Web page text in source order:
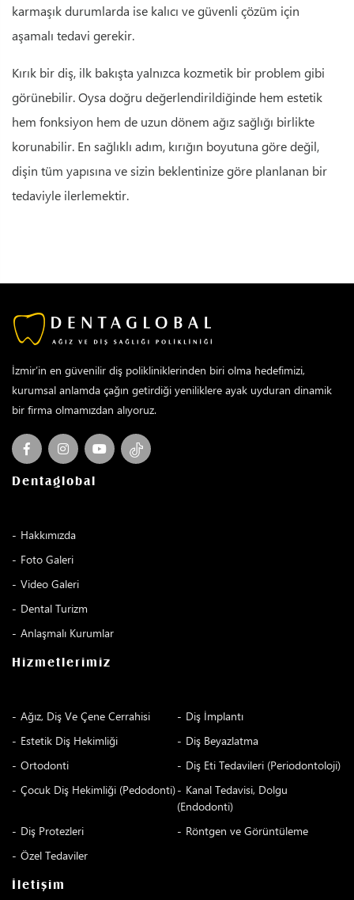
karmaşık durumlarda ise kalıcı ve güvenli çözüm için
aşamalı tedavi gerekir.
Kırık bir diş, ilk bakışta yalnızca kozmetik bir problem gibi
görünebilir. Oysa doğru değerlendirildiğinde hem estetik
hem fonksiyon hem de uzun dönem ağız sağlığı birlikte
korunabilir. En sağlıklı adım, kırığın boyutuna göre değil,
dişin tüm yapısına ve sizin beklentinize göre planlanan bir
tedaviyle ilerlemektir.
İzmir’in en güvenilir diş polikliniklerinden biri olma hedefimizi,
kurumsal anlamda çağın getirdiği yeniliklere ayak uyduran dinamik
bir firma olmamızdan alıyoruz.
Dentaglobal
Hakkımızda
Foto Galeri
Video Galeri
Dental Turizm
Anlaşmalı Kurumlar
Hizmetlerimiz
Ağız, Diş Ve Çene Cerrahisi
Diş İmplantı
Estetik Diş Hekimliği
Diş Beyazlatma
Ortodonti
Diş Eti Tedavileri (Periodontoloji)
Çocuk Diş Hekimliği (Pedodonti)
Kanal Tedavisi, Dolgu
(Endodonti)
Diş Protezleri
Röntgen ve Görüntüleme
Özel Tedaviler
İletişim